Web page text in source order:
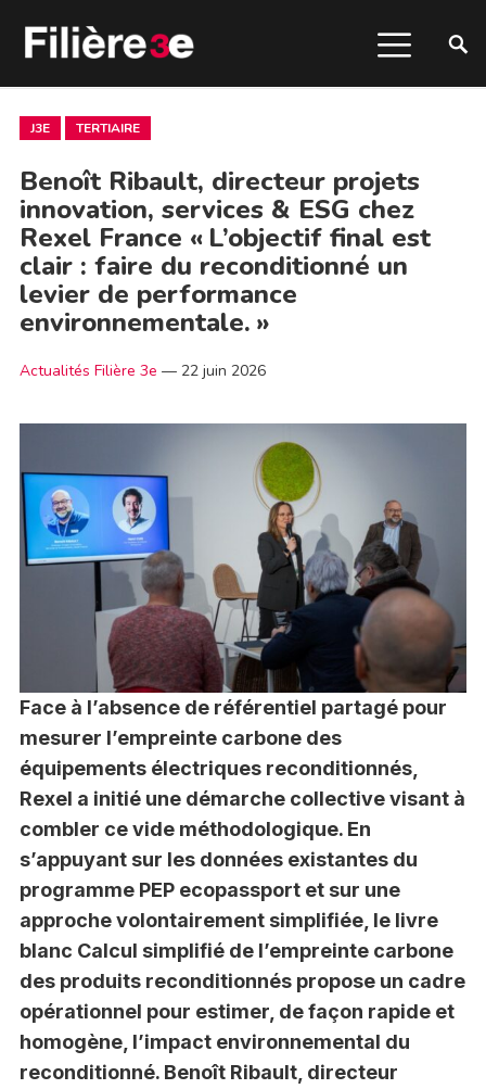
J3E TERTIAIRE
Benoît Ribault, directeur projets
innovation, services & ESG chez
Rexel France « L’objectif final est
clair : faire du reconditionné un
levier de performance
environnementale. »
Actualités Filière 3e — 22 juin 2026
Face à l’absence de référentiel partagé pour
mesurer l’empreinte carbone des
équipements électriques reconditionnés,
Rexel a initié une démarche collective visant à
combler ce vide méthodologique. En
s’appuyant sur les données existantes du
programme PEP ecopassport et sur une
approche volontairement simplifiée, le livre
blanc Calcul simplifié de l’empreinte carbone
des produits reconditionnés propose un cadre
opérationnel pour estimer, de façon rapide et
homogène, l’impact environnemental du
reconditionné. Benoît Ribault, directeur